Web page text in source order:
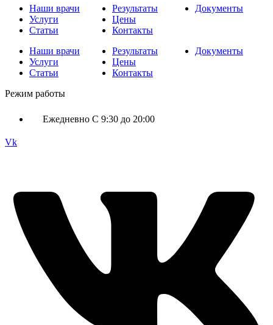
Наши врачи
Услуги
Статьи
Результаты
Цены
Контакты
Документы
Наши врачи
Услуги
Статьи
Результаты
Цены
Контакты
Документы
Режим работы
Ежедневно С 9:30 до 20:00
Vk